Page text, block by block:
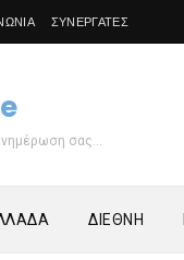
ΣΥΝΕΡΓΑΤΕΣ
σας...
ΔΙΕΘΝΗ